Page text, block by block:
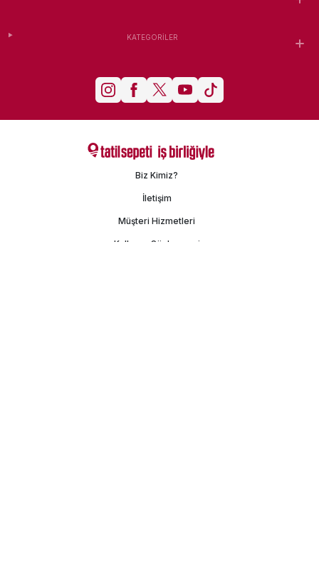
KATEGORILER
Biz Kimiz?
İletişim
Müşteri Hizmetleri
Kullanım Sözleşmesi